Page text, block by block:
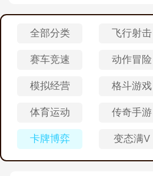
全部分类 飞行射击
赛车竞速 动作冒险
模拟经营 格斗游戏
体育运动 传奇手游
卡牌博弈 变态满V